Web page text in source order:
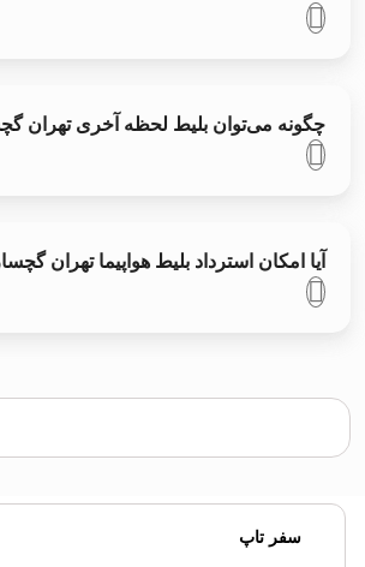
چگونه می‌توان بلیط لحظه آخری تهران
آیا امکان استرداد بلیط هواپیما تهران
سفر تاپ